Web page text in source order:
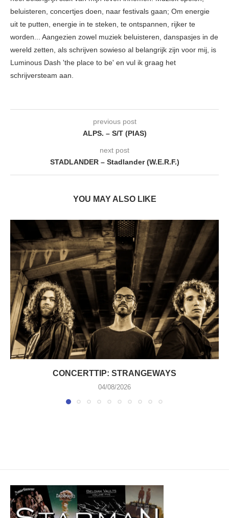
beluisteren, concertjes doen, naar festivals gaan; Om energie
uit te putten, energie in te steken, te ontspannen, rijker te
worden... Aangezien zowel muziek beluisteren, danspasjes in de
wereld zetten, als schrijven sowieso al belangrijk zijn voor mij, is
Luminous Dash 'the place to be' en vul ik graag het
schrijversteam aan.
previous post
ALPS. – S/T (PIAS)
next post
STADLANDER – Stadlander (W.E.R.F.)
YOU MAY ALSO LIKE
CONCERTTIP: STRANGEWAYS
04/08/2026